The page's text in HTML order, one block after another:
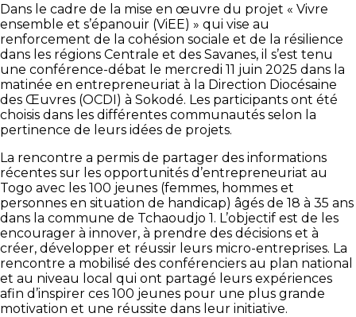
Dans le cadre de la mise en œuvre du projet « Vivre
ensemble et s’épanouir (ViEE) » qui vise au
renforcement de la cohésion sociale et de la résilience
dans les régions Centrale et des Savanes, il s’est tenu
une conférence-débat le mercredi 11 juin 2025 dans la
matinée en entrepreneuriat à la Direction Diocésaine
des Œuvres (OCDI) à Sokodé. Les participants ont été
choisis dans les différentes communautés selon la
pertinence de leurs idées de projets.
La rencontre a permis de partager des informations
récentes sur les opportunités d’entrepreneuriat au
Togo avec les 100 jeunes (femmes, hommes et
personnes en situation de handicap) âgés de 18 à 35 ans
dans la commune de Tchaoudjo 1. L’objectif est de les
encourager à innover, à prendre des décisions et à
créer, développer et réussir leurs micro-entreprises. La
rencontre a mobilisé des conférenciers au plan national
et au niveau local qui ont partagé leurs expériences
afin d’inspirer ces 100 jeunes pour une plus grande
motivation et une réussite dans leur initiative.